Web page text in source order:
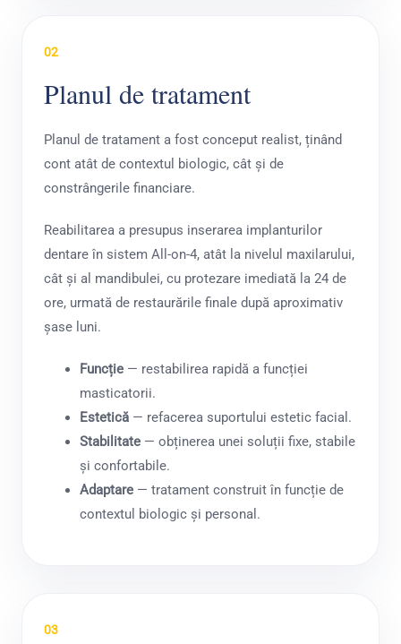
02
Planul de tratament
Planul de tratament a fost conceput realist, ținând
cont atât de contextul biologic, cât și de
constrângerile financiare.
Reabilitarea a presupus inserarea implanturilor
dentare în sistem All-on-4, atât la nivelul maxilarului,
cât și al mandibulei, cu protezare imediată la 24 de
ore, urmată de restaurările finale după aproximativ
șase luni.
Funcție — restabilirea rapidă a funcției
masticatorii.
Estetică — refacerea suportului estetic facial.
Stabilitate — obținerea unei soluții fixe, stabile
și confortabile.
Adaptare — tratament construit în funcție de
contextul biologic și personal.
03